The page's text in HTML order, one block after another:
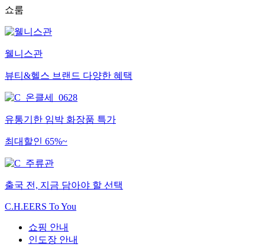
쇼룸
웰니스관
뷰티&헬스 브랜드 다양한 혜택
유통기한 임박 화장품 특가
최대할인 65%~
출국 전, 지금 담아야 할 선택
C.H.EERS To You
쇼핑 안내
인도장 안내